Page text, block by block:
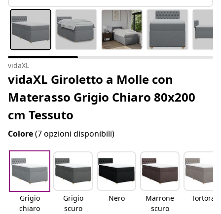
vidaXL
vidaXL Giroletto a Molle con
Materasso Grigio Chiaro 80x200
cm Tessuto
Colore(7 opzioni disponibili)
Grigio
chiaro
Grigio
scuro
Nero
Marrone
scuro
Tortora